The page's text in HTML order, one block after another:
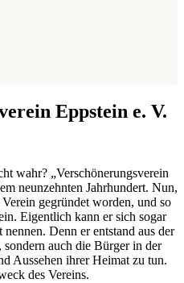
Eppstein e. V.
wahr? „Verschönerungsverein
neunzehnten Jahrhundert. Nun,
gegründet worden, und so
Eigentlich kann er sich sogar
Denn er entstand aus der
auch die Bürger in der
Aussehen ihrer Heimat zu tun.
des Vereins.